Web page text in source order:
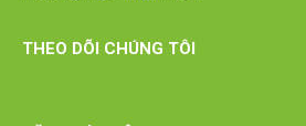
THEO DÕI CHÚNG TÔI